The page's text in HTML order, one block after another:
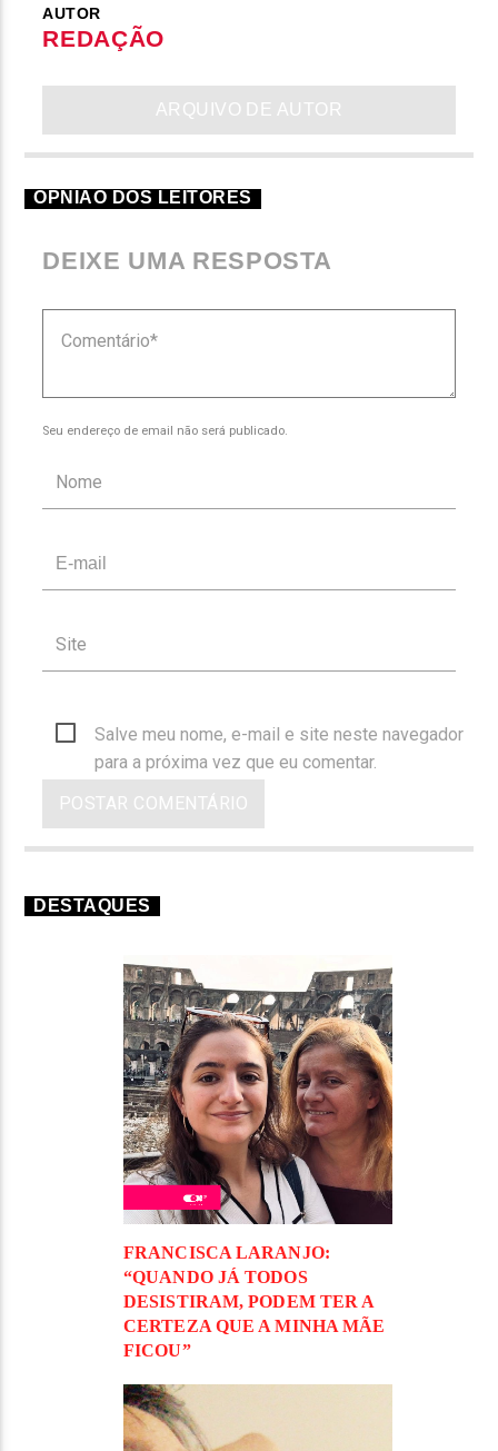
AUTOR
REDAÇÃO
ARQUIVO DE AUTOR
OPNIÃO DOS LEITORES
DEIXE UMA RESPOSTA
Seu endereço de email não será publicado.
Salve meu nome, e-mail e site neste navegador
para a próxima vez que eu comentar.
DESTAQUES
FRANCISCA LARANJO:
“QUANDO JÁ TODOS
DESISTIRAM, PODEM TER A
CERTEZA QUE A MINHA MÃE
FICOU”